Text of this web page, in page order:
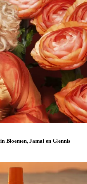
Bloemen, Jamai en Glennis